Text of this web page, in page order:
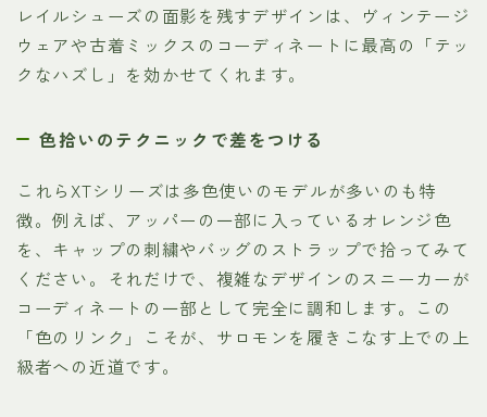
レイルシューズの面影を残すデザインは、ヴィンテージ
ウェアや古着ミックスのコーディネートに最高の「テッ
クなハズし」を効かせてくれます。
色拾いのテクニックで差をつける
これらXTシリーズは多色使いのモデルが多いのも特
徴。例えば、アッパーの一部に入っているオレンジ色
を、キャップの刺繍やバッグのストラップで拾ってみて
ください。それだけで、複雑なデザインのスニーカーが
コーディネートの一部として完全に調和します。この
「色のリンク」こそが、サロモンを履きこなす上での上
級者への近道です。